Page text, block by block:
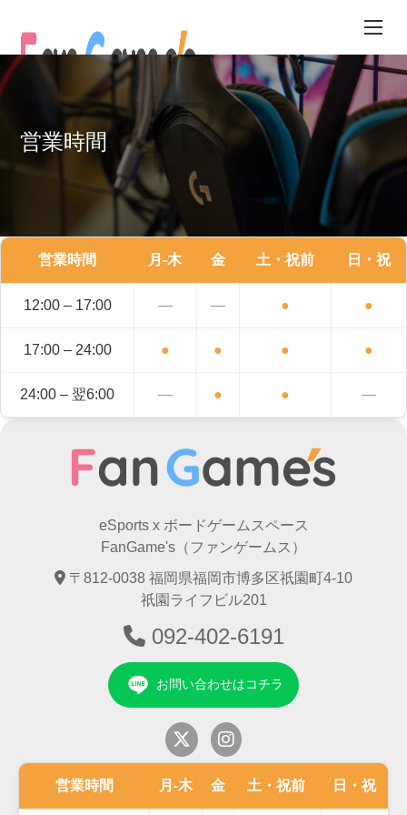
テ
ン
ツ
キ
営業時間
HOURS
営業時間 月-木 金 土・祝前 日・祝
12:00 – 17:00 ― ― ● ●
17:00 – 24:00 ● ● ● ●
24:00 – 翌6:00 ― ● ● ―
eSports x ボードゲームスペース
FanGame's（ファンゲームス）
〒812-0038 福岡県福岡市博多区祇園町4-10
祇園ライフビル201
092-402-6191
お問い合わせはコチラ
営業時間 月-木 金 土・祝前 日・祝